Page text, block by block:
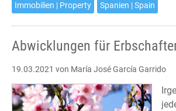
Immobilien | Property
Spanien | Spain
Abwicklungen für
19.03.2021 von María José García Garrido